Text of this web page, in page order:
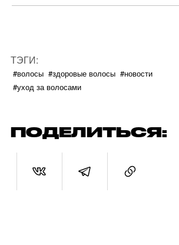
ТЭГИ:
#волосы #здоровые волосы #новости
#уход за волосами
ПОДЕЛИТЬСЯ: